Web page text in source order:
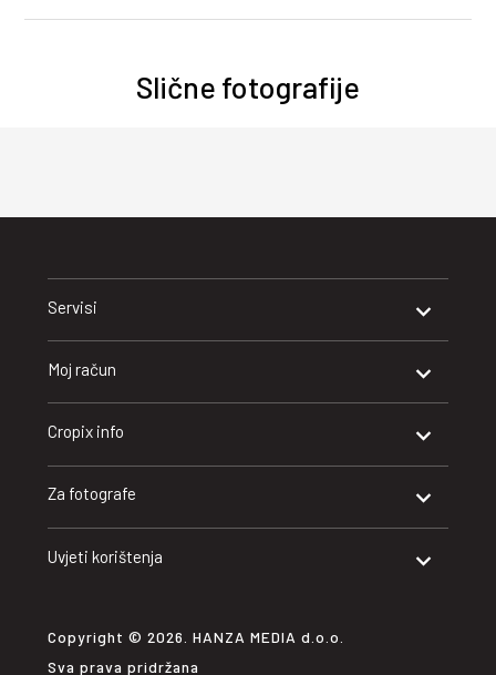
Slične fotografije
Servisi
Moj račun
Cropix info
Za fotografe
Uvjeti korištenja
Copyright © 2026. HANZA MEDIA d.o.o.
Sva prava pridržana